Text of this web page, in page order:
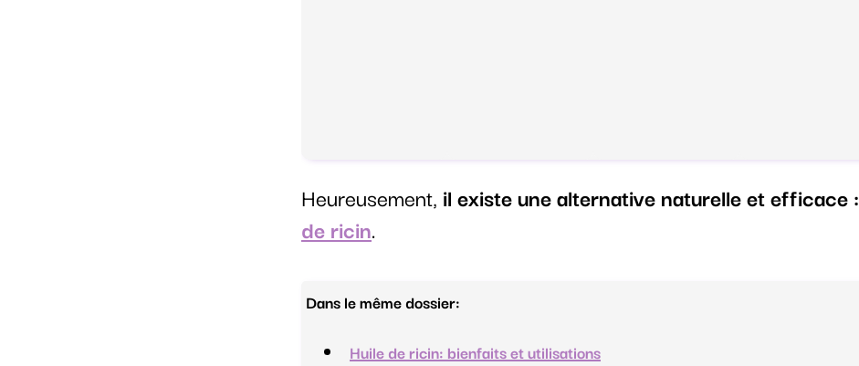
Heureusement, il existe une alternative naturelle et efficace :
de ricin.
Dans le même dossier:
Huile de ricin: bienfaits et utilisations